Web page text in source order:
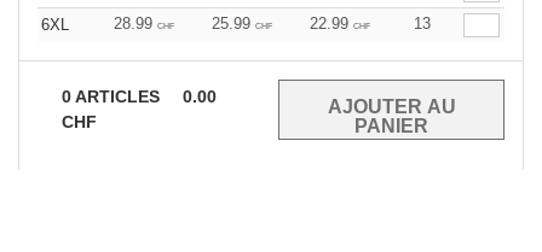
6XL
28.99 CHF 25.99 CHF 22.99 CHF 13
0ARTICLES
0.00
CHF